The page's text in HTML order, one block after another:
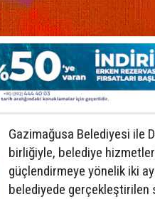
Gazimağusa Belediyesi ile
birliğiyle, belediye
güçlendirmeye yönelik iki
belediyede gerçekleştirilen